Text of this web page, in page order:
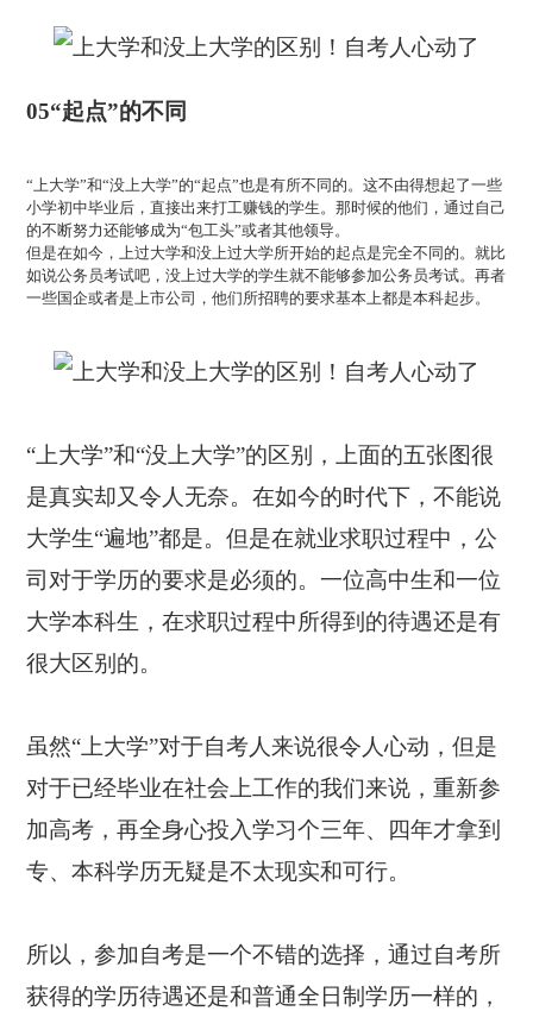
05“起点”的不同
“上大学”和“没上大学”的“起点”也是有所不同的。这不由得想起了一些
小学初中毕业后，直接出来打工赚钱的学生。那时候的他们，通过自己
的不断努力还能够成为“包工头”或者其他领导。
但是在如今，上过大学和没上过大学所开始的起点是完全不同的。就比
如说公务员考试吧，没上过大学的学生就不能够参加公务员考试。再者
一些国企或者是上市公司，他们所招聘的要求基本上都是本科起步。
“上大学”和“没上大学”的区别，上面的五张图很
是真实却又令人无奈。在如今的时代下，不能说
大学生“遍地”都是。但是在就业求职过程中，公
司对于学历的要求是必须的。一位高中生和一位
大学本科生，在求职过程中所得到的待遇还是有
很大区别的。
虽然“上大学”对于自考人来说很令人心动，但是
对于已经毕业在社会上工作的我们来说，重新参
加高考，再全身心投入学习个三年、四年才拿到
专、本科学历无疑是不太现实和可行。
所以，参加自考是一个不错的选择，通过自考所
获得的学历待遇还是和普通全日制学历一样的，